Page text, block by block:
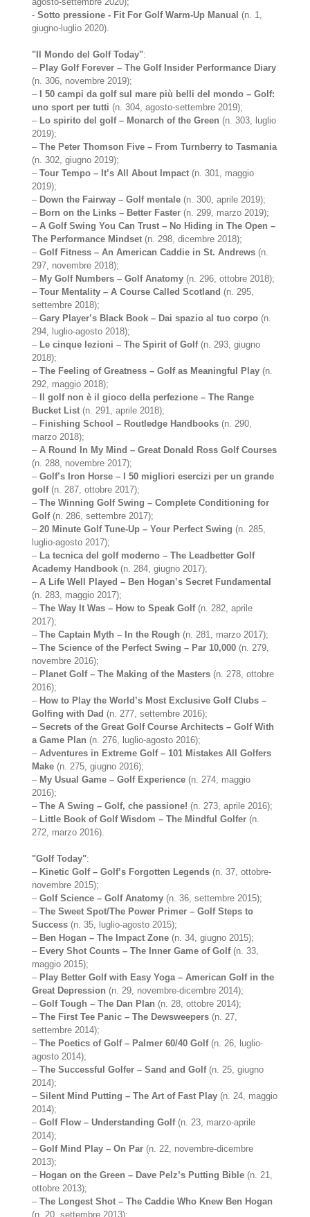
-Sotto pressione - Fit For Golf Warm-Up Manual (n. 1,
giugno-luglio 2020).
"Il Mondo del Golf Today":
– Play Golf Forever – The Golf Insider Performance Diary
(n. 306, novembre 2019);
–
I 50 campi da golf sul mare più belli del mondo – Golf:
uno sport per tutti (n. 304, agosto-settembre 2019);
– Lo spirito del golf – Monarch of the Green (n. 303, luglio
2019);
–The Peter Thomson Five – From Turnberry to Tasmania
(n. 302, giugno 2019);
–Tour Tempo – It’s All About Impact (n. 301, maggio
2019);
– Down the Fairway – Golf mentale (n. 300, aprile 2019);
– Born on the Links – Better Faster (n. 299, marzo 2019);
–A Golf Swing You Can Trust – No Hiding in The Open –
The Performance Mindset (n. 298, dicembre 2018);
–Golf Fitness – An American Caddie in St. Andrews (n.
297, novembre 2018);
– My Golf Numbers – Golf Anatomy (n. 296, ottobre 2018);
–Tour Mentality – A Course Called Scotland (n. 295,
settembre 2018);
–Gary Player’s Black Book – Dai spazio al tuo corpo (n.
294, luglio-agosto 2018);
– Le cinque lezioni – The Spirit of Golf(n. 293, giugno
2018);
–The Feeling of Greatness – Golf as Meaningful Play (n.
292, maggio 2018);
–
Il golf non è il gioco della perfezione – The Range
Bucket List (n. 291, aprile 2018);
– Finishing School – Routledge Handbooks (n. 290,
marzo 2018);
–A Round In My Mind – Great Donald Ross Golf Courses
(n. 288, novembre 2017);
–Golf’s Iron Horse – I 50 migliori esercizi per un grande
golf(n. 287, ottobre 2017);
–The Winning Golf Swing – Complete Conditioning for
Golf(n. 286, settembre 2017);
–20 Minute Golf Tune-Up – Your Perfect Swing (n. 285,
luglio-agosto 2017);
– La tecnica del golf moderno – The Leadbetter Golf
Academy Handbook (n. 284, giugno 2017);
–A Life Well Played – Ben Hogan’s Secret Fundamental
(n. 283, maggio 2017);
–The Way It Was – How to Speak Golf(n. 282, aprile
2017);
–The Captain Myth – In the Rough (n. 281, marzo 2017);
–The Science of the Perfect Swing – Par 10,000 (n. 279,
novembre 2016);
– Planet Golf – The Making of the Masters (n. 278, ottobre
2016);
– How to Play the World’s Most Exclusive Golf Clubs –
Golfing with Dad (n. 277, settembre 2016);
–Secrets of the Great Golf Course Architects – Golf With
a Game Plan (n. 276, luglio-agosto 2016);
–Adventures in Extreme Golf – 101 Mistakes All Golfers
Make (n. 275, giugno 2016);
– My Usual Game – Golf Experience (n. 274, maggio
2016);
–The A Swing – Golf, che passione! (n. 273, aprile 2016);
– Little Book of Golf Wisdom – The Mindful Golfer (n.
272, marzo 2016).
"Golf Today":
– Kinetic Golf – Golf’s Forgotten Legends (n. 37, ottobre-
novembre 2015);
–Golf Science – Golf Anatomy (n. 36, settembre 2015);
–The Sweet Spot/The Power Primer – Golf Steps to
Success (n. 35, luglio-agosto 2015);
– Ben Hogan – The Impact Zone (n. 34, giugno 2015);
– Every Shot Counts – The Inner Game of Golf(n. 33,
maggio 2015);
– Play Better Golf with Easy Yoga – American Golf in the
Great Depression (n. 29, novembre-dicembre 2014);
–Golf Tough – The Dan Plan (n. 28, ottobre 2014);
–The First Tee Panic – The Dewsweepers (n. 27,
settembre 2014);
–The Poetics of Golf – Palmer 60/40 Golf(n. 26, luglio-
agosto 2014);
–The Successful Golfer – Sand and Golf(n. 25, giugno
2014);
–Silent Mind Putting – The Art of Fast Play (n. 24, maggio
2014);
–Golf Flow – Understanding Golf(n. 23, marzo-aprile
2014);
–Golf Mind Play – On Par (n. 22, novembre-dicembre
2013);
– Hogan on the Green – Dave Pelz’s Putting Bible (n. 21,
ottobre 2013);
–The Longest Shot – The Caddie Who Knew Ben Hogan
(n. 20, settembre 2013);